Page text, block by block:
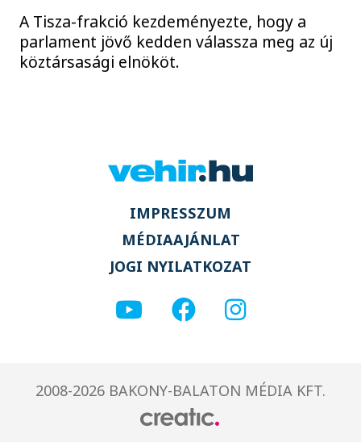
A Tisza-frakció kezdeményezte, hogy a
parlament jövő kedden válassza meg az új
köztársasági elnököt.
IMPRESSZUM
MÉDIAAJÁNLAT
JOGI NYILATKOZAT
2008-2026 BAKONY-BALATON MÉDIA KFT.